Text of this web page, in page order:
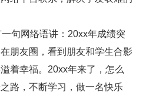
句网络语讲：20xx年成绩突
朋友圈，看到朋友和学生合影
着幸福。20xx年来了，怎么
路，不断学习，做一名快乐